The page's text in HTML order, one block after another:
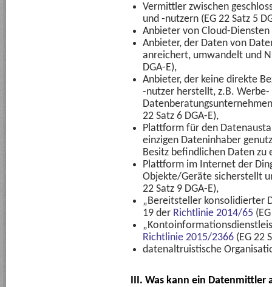
Vermittler zwischen
und -nutzern (EG 22 Satz 5
Anbieter von Cloud-Diensten
Anbieter, der Daten von
anreichert, umwandelt und
DGA-E),
Anbieter, der keine direkte
-nutzer herstellt, z.B.
22 Satz 6 DGA-E),
Plattform für den
einzigen Dateninhaber
Besitz befindlichen Daten zu
Plattform im Internet der
Objekte/Geräte sicherstellt
22 Satz 9 DGA-E),
„Bereitsteller konsolidierter
19 der Richtlinie 2014/65
Richtlinie 2015/2366 (EG 22
datenaltruistische
III. Was kann ein Datenmittler